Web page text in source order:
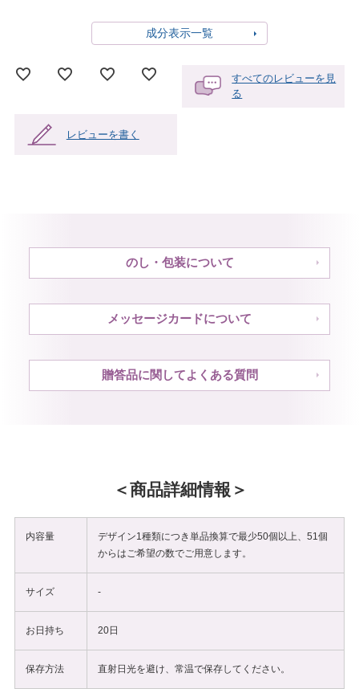
成分表示一覧
すべてのレビューを見
る
レビューを書く
のし・包装について
メッセージカードについて
贈答品に関してよくある質問
商品詳細情報
内容量
デザイン1種類につき単品換算で最少50個以上、51個
からはご希望の数でご用意します。
サイズ -
お日持ち 20日
保存方法 直射日光を避け、常温で保存してください。